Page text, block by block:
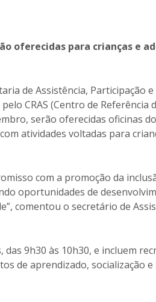
oferecidas para crianças e
de Assistência, Participação e
CRAS (Centro de Referência
serão oferecidas oficinas
atividades voltadas para
com a promoção da
oportunidades de
comentou o secretário de
9h30 às 10h30, e incluem
de aprendizado, socialização